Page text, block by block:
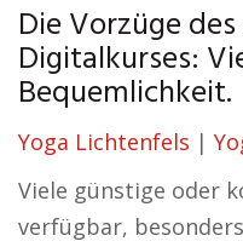
Die Vorzüge
Digitalkurses:
Bequemlichkeit.
Yoga Lichtenfels |
Viele günstige oder
verfügbar,